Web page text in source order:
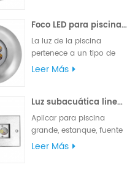
Epistar, suministrado con
cable de goma VDE o
cable de goma UL.
Foco LED para piscina exterior 24W 316L acero inoxidable IP68
La luz de la piscina
pertenece a un tipo de
semáforo que cumple
señalización. La
clasificación de
impermeabilidad IP68 es
iluminación marina, luces
Leer Más
Luz subacuática lineal LED de acero inoxidable 316L
Aplicar para piscina
grande, estanque, fuente
de parque cuadrado o
Leer Más